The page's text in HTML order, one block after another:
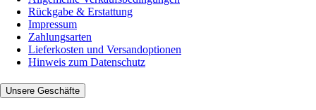
Rückgabe & Erstattung
Impressum
Zahlungsarten
Lieferkosten und Versandoptionen
Hinweis zum Datenschutz
Unsere Geschäfte